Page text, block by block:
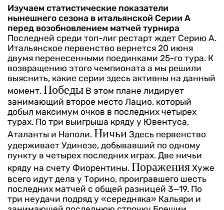
Изучаем статистические показатели
нынешнего сезона в итальянской Серии А
перед возобновлением матчей турнира
Последней среди топ-лиг рестарт ждет Серию А.
Итальянское первенство вернется 20 июня
двумя перенесенными поединками 25-го тура. К
возвращению этого чемпионата а мы решили
выяснить, какие серии здесь активны на данный
момент. Победы В этом плане лидирует
занимающий второе место Лацио, который
добыл максимум очков в последних четырех
турах. По три выигрыша кряду у Ювентуса,
Аталанты и Наполи. Ничьи Здесь первенство
удерживает Удинезе, добывавший по одному
пункту в четырех последних играх. Две ничьи
кряду на счету Фиорентины. Поражения Хуже
всего идут дела у Торино, проигравшего шесть
последних матчей с общей разницей 3—19. По
три неудачи подряд у «середняка» Кальяри и